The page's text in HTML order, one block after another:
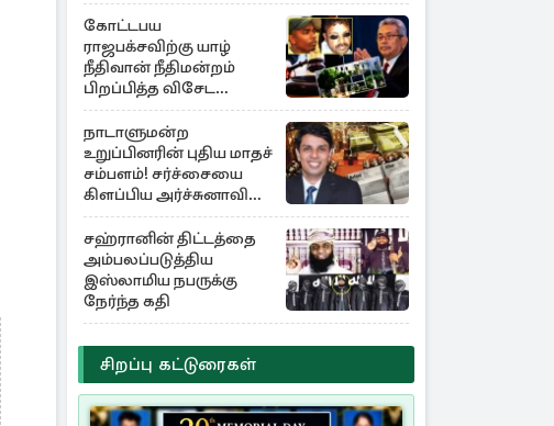
கோட்டபய
ராஜபக்சவிற்கு யாழ்
நீதிவான் நீதிமன்றம்
பிறப்பித்த விசேட
உத்தரவு!
நாடாளுமன்ற
உறுப்பினரின் புதிய மாதச்
சம்பளம்! சர்ச்சையை
கிளப்பிய அர்ச்சுனாவின்
அறிக்கை
சஹ்ரானின் திட்டத்தை
அம்பலப்படுத்திய
இஸ்லாமிய நபருக்கு
நேர்ந்த கதி
சிறப்பு கட்டுரைகள்